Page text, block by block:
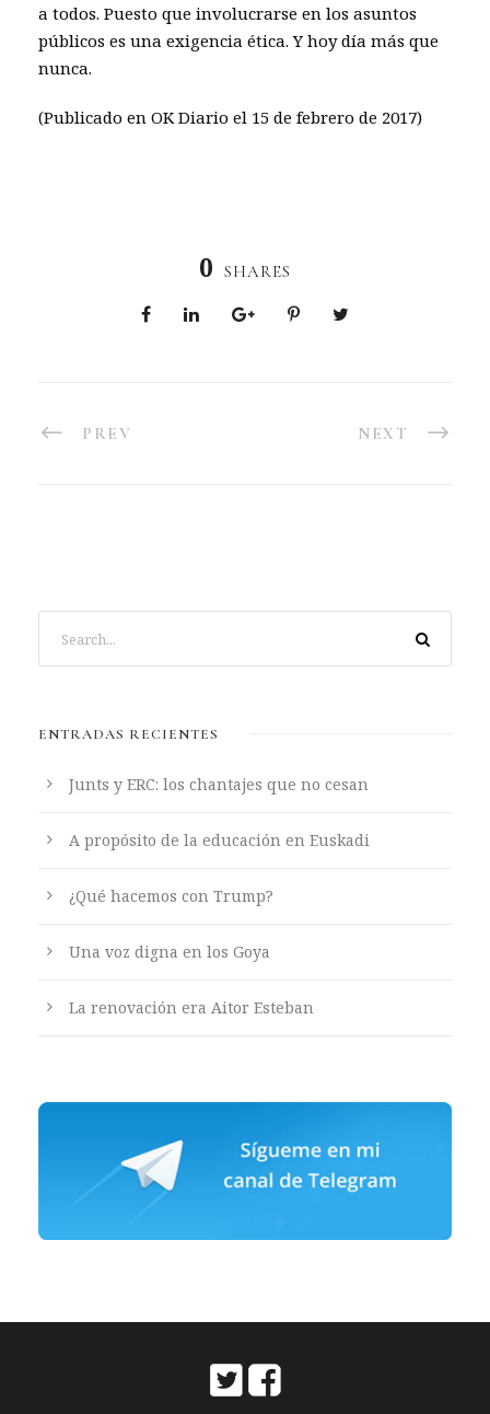
a todos. Puesto que involucrarse en los asuntos
públicos es una exigencia ética. Y hoy día más que
nunca.
(Publicado en OK Diario el 15 de febrero de 2017)
0 SHARES
PREV NEXT
ENTRADAS RECIENTES
Junts y ERC: los chantajes que no cesan
A propósito de la educación en Euskadi
¿Qué hacemos con Trump?
Una voz digna en los Goya
La renovación era Aitor Esteban